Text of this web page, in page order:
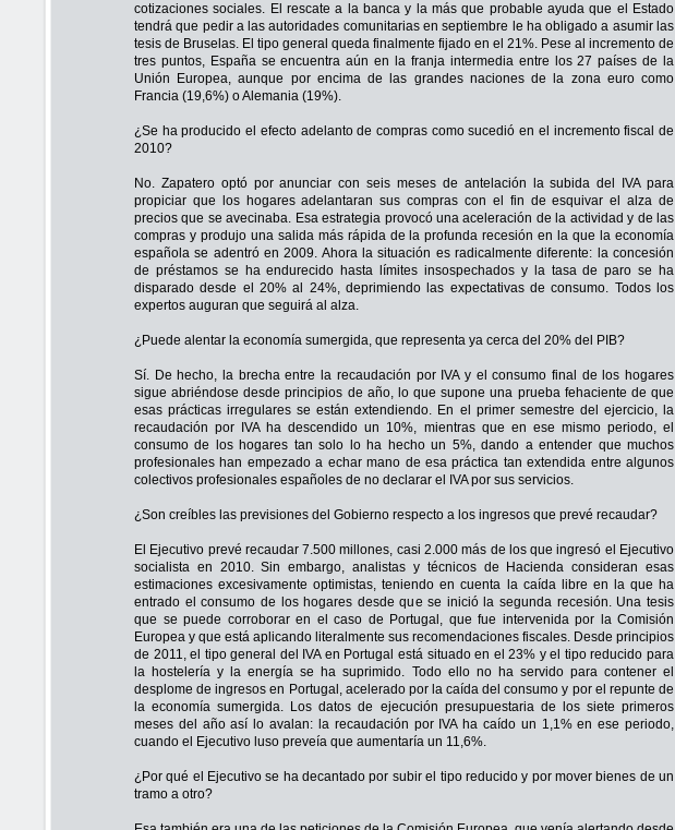
cotizaciones sociales. El rescate a la banca y la más que probable ayuda que el Estado
tendrá que pedir a las autoridades comunitarias en septiembre le ha obligado a asumir las
tesis de Bruselas. El tipo general queda finalmente fijado en el 21%. Pese al incremento de
tres puntos, España se encuentra aún en la franja intermedia entre los 27 países de la
Unión Europea, aunque por encima de las grandes naciones de la zona euro como
Francia (19,6%) o Alemania (19%).
¿Se ha producido el efecto adelanto de compras como sucedió en el incremento fiscal de
2010?
No. Zapatero optó por anunciar con seis meses de antelación la subida del IVA para
propiciar que los hogares adelantaran sus compras con el fin de esquivar el alza de
precios que se avecinaba. Esa estrategia provocó una aceleración de la actividad y de las
compras y produjo una salida más rápida de la profunda recesión en la que la economía
española se adentró en 2009. Ahora la situación es radicalmente diferente: la concesión
de préstamos se ha endurecido hasta límites insospechados y la tasa de paro se ha
disparado desde el 20% al 24%, deprimiendo las expectativas de consumo. Todos los
expertos auguran que seguirá al alza.
¿Puede alentar la economía sumergida, que representa ya cerca del 20% del PIB?
Sí. De hecho, la brecha entre la recaudación por IVA y el consumo final de los hogares
sigue abriéndose desde principios de año, lo que supone una prueba fehaciente de que
esas prácticas irregulares se están extendiendo. En el primer semestre del ejercicio, la
recaudación por IVA ha descendido un 10%, mientras que en ese mismo periodo, el
consumo de los hogares tan solo lo ha hecho un 5%, dando a entender que muchos
profesionales han empezado a echar mano de esa práctica tan extendida entre algunos
colectivos profesionales españoles de no declarar el IVA por sus servicios.
¿Son creíbles las previsiones del Gobierno respecto a los ingresos que prevé recaudar?
El Ejecutivo prevé recaudar 7.500 millones, casi 2.000 más de los que ingresó el Ejecutivo
socialista en 2010. Sin embargo, analistas y técnicos de Hacienda consideran esas
estimaciones excesivamente optimistas, teniendo en cuenta la caída libre en la que ha
entrado el consumo de los hogares desde que se inició la segunda recesión. Una tesis
que se puede corroborar en el caso de Portugal, que fue intervenida por la Comisión
Europea y que está aplicando literalmente sus recomendaciones fiscales. Desde principios
de 2011, el tipo general del IVA en Portugal está situado en el 23% y el tipo reducido para
la hostelería y la energía se ha suprimido. Todo ello no ha servido para contener el
desplome de ingresos en Portugal, acelerado por la caída del consumo y por el repunte de
la economía sumergida. Los datos de ejecución presupuestaria de los siete primeros
meses del año así lo avalan: la recaudación por IVA ha caído un 1,1% en ese periodo,
cuando el Ejecutivo luso preveía que aumentaría un 11,6%.
¿Por qué el Ejecutivo se ha decantado por subir el tipo reducido y por mover bienes de un
tramo a otro?